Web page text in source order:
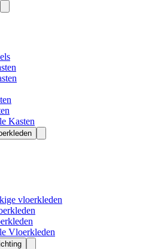
Kasten
vloerkleden
Vloerkleden